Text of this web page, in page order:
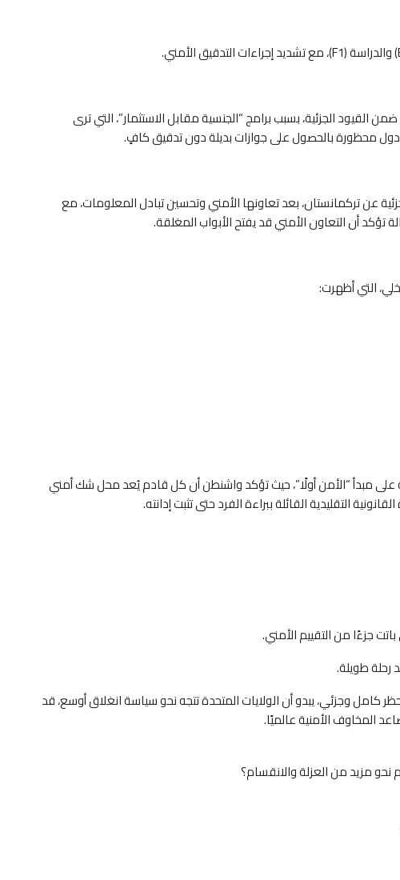
القيود الجزئية، بسبب برامج “الجنسية مقابل الاستثمار”، التي ترى
محظورة بالحصول على جوازات بديلة دون تدقيق كافٍ.
عن تركمانستان، بعد تعاونها الأمني وتحسين تبادل المعلومات، مع
تؤكد أن التعاون الأمني قد يفتح الأبواب المغلقة.
التي أظهرت:
على مبدأ “الأمن أولًا”، حيث تؤكد واشنطن أن كل قادم يُعد محل شك أمني
التقليدية القائلة ببراءة الفرد حتى تثبت إدانته.
جزءًا من التقييم الأمني.
رحلة طويلة.
لتشمل قرابة 40 دولة بين حظر كامل وجزئي، يبدو أن الولايات المتحدة تتجه نحو سياسة انغلاق أوسع، قد
المخاوف الأمنية عالميًا.
نحو مزيد من العزلة والانقسام؟